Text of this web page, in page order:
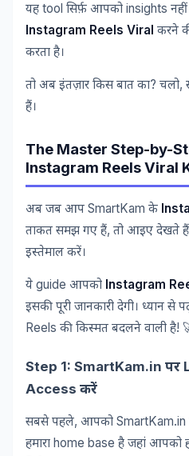
यह tool सिर्फ़ आपको insights नहीं
Instagram Reels Viral करने
करता है।
तो अब इंतज़ार किस बात का? चलो,
हैं।
The Master Step-by-
Instagram Reels Viral
अब जब आप SmartKam के
ताकत समझ गए हैं, तो आइए देखते हैं
इस्तेमाल करें।
ये guide आपको Instagram
इसकी पूरी जानकारी देगी। ध्यान से
Reels की किस्मत बदलने वाली है!
Step 1: SmartKam.in पर
Access करें
सबसे पहले, आपको SmartKam.in
हमारा home base है जहां आपको